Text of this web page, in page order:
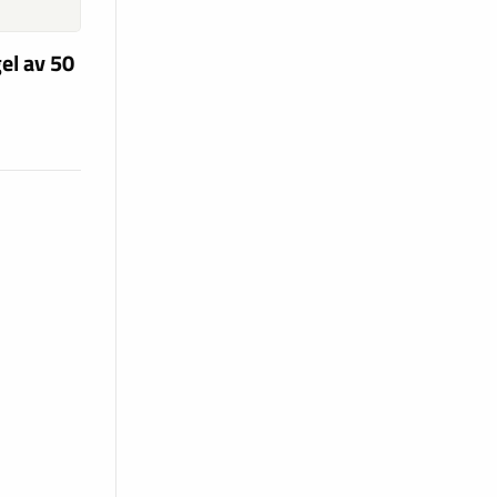
av 50